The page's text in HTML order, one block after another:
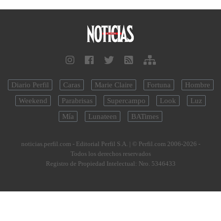
Diario Perfil Caras Marie Claire Fortuna
Hombre
Weekend
Parabrisas Supercampo Look
Luz
Mía
Lunateen BATimes
noticias.perfil.com - Editorial Perfil S.A. | © Perfil.com 2006-2026 -
Todos los derechos reservados
Registro de Propiedad Intelectual: Nro. 5346433